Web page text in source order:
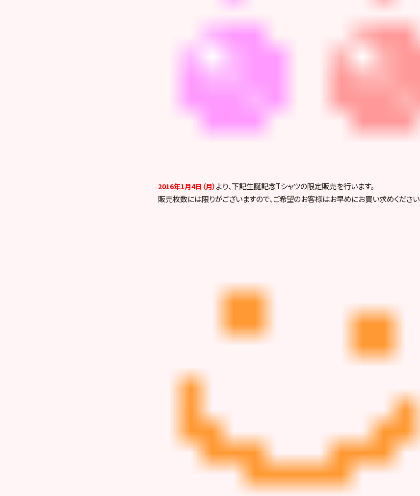
2016年1月4日（月） より、下記生誕記念Tシャツの限定販売を行います。
販売枚数には限りがございますので、ご希望のお客様はお早めにお買い求めください